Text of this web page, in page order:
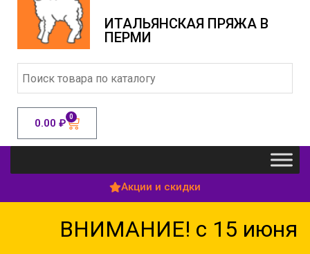
ИТАЛЬЯНСКАЯ ПРЯЖА В
ПЕРМИ
0.00 ₽ 0
Акции и скидки
ВНИМАНИЕ! с 15 июня